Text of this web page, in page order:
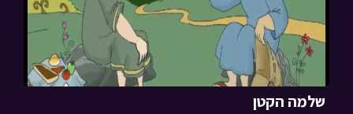
שלמה הקטן